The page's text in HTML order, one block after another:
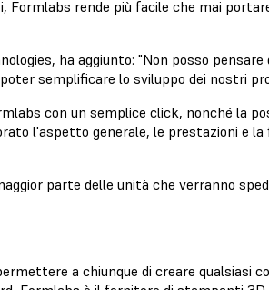
rende più facile che mai
ha aggiunto: "Non posso
semplificare lo sviluppo dei nostri
con un semplice click, nonché la
l'aspetto generale, le prestazioni e
parte delle unità che verranno
a chiunque di creare qualsiasi